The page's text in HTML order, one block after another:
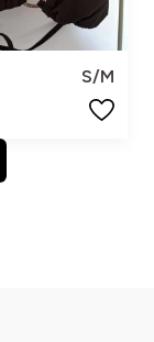
S/M